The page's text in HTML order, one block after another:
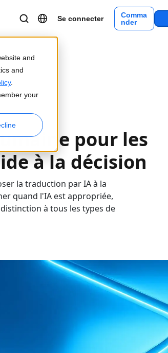
and
and
.
your
Se connecter
Comma
nder
pour les
à la décision
la traduction par IA à la
quand l'IA est appropriée,
à tous les types de